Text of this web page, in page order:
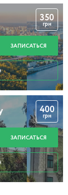
350
грн
ЗАПИСАТЬСЯ
400
грн
ЗАПИСАТЬСЯ